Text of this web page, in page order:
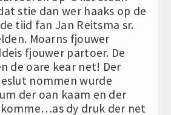
stie dan wer haaks op de
tiid fan Jan Reitsma sr.
Moarns fjouwer
fjouwer partoer. De
de oare kear net! Der
nommen wurde
der oan kaam en der
dy druk der net